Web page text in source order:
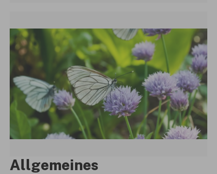
Allgemeines